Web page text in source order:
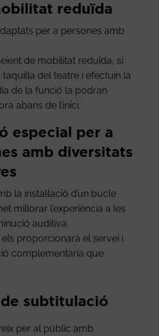
reduïda
per a persones amb
de mobilitat reduïda, si
del teatre i efectuin la
de la funció la podran
abans de l’inici.
especial per a
amb diversitats
la instal·lació d’un bucle
millorar l’experiència a les
auditiva.
proporcionarà el servei i
complementària que
subtitulació
per al públic amb